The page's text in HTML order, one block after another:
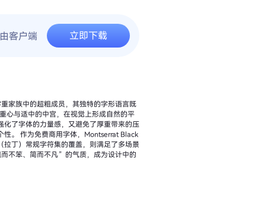
客户端 立即下载
家族中的超粗成员，其独特的字形语言既
了字体的力量感，又避免了厚重带来的压
Black
丁）常规字符集的覆盖，则满足了多场景
不笨、简而不凡”的气质，成为设计中的